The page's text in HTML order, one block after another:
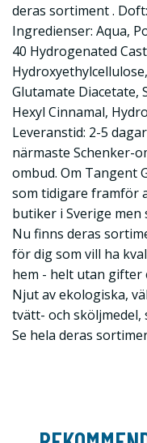
deras sortiment .
Ingredienser: Aqua,
40 Hydrogenated
Glutamate Diacetate,
Hexyl Cinnamal,
Leveranstid: 2-5
närmaste Schenker-
ombud. Om Tangent
som tidigare framför
butiker i Sverige
Nu finns deras
för dig som vill ha
hem - helt utan gifter
Njut av ekologiska,
tvätt- och sköljmedel,
Se hela deras